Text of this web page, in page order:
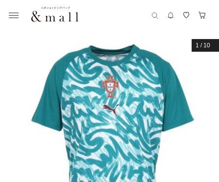
1 / 10